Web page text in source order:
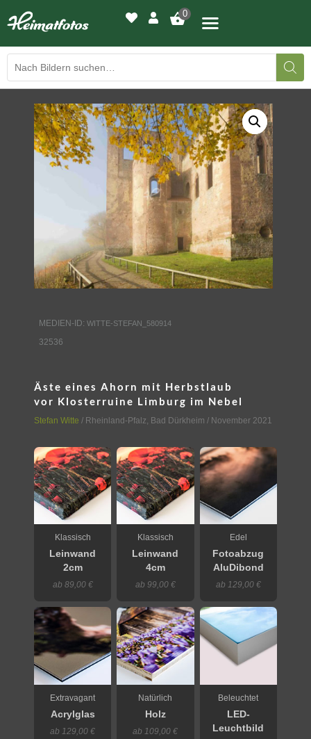
0
BILDERGALERIE
DRUCKQUALITÄTEN
LED-LEUCHTBILDER
WIR DRUCKEN IHR BILD
AUSSTELLUNGEN
HEIMATLICHTER
MEDIEN-ID: WITTE-STEFAN_580914
32536
Äste eines Ahorn mit Herbstlaub
vor Klosterruine Limburg im Nebel
Stefan Witte / Rheinland-Pfalz, Bad Dürkheim / November 2021
Klassisch
Leinwand
2cm
ab 89,00 €
Klassisch
Leinwand
4cm
ab 99,00 €
Edel
Fotoabzug
AluDibond
ab 129,00 €
Extravagant
Acrylglas
ab 129,00 €
Natürlich
Holz
ab 109,00 €
Beleuchtet
LED-
Leuchtbild